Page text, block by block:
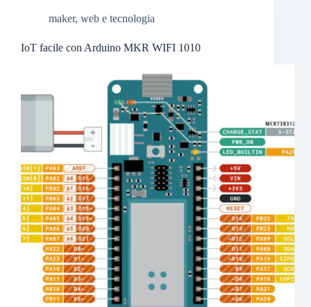
maker, web e tecnologia
IoT facile con Arduino MKR WIFI 1010